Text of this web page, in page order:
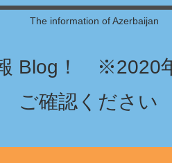
The information of Azerbaijan
Blog！ ※2020
ご確認ください